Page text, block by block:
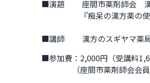
■演題　　 座間市薬剤師会　
『痴呆の漢方薬の使
■講師　　 漢方のスギヤマ薬
■参加費：2,000円（受講料
（座間市薬剤師会会員の